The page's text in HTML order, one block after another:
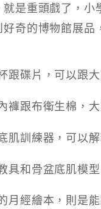
是重頭戲了，小
好奇的博物館展品
跟碟片，可以跟
褲跟布衛生棉，
肌訓練器，可以
具和骨盆底肌模
月經繪本，則是